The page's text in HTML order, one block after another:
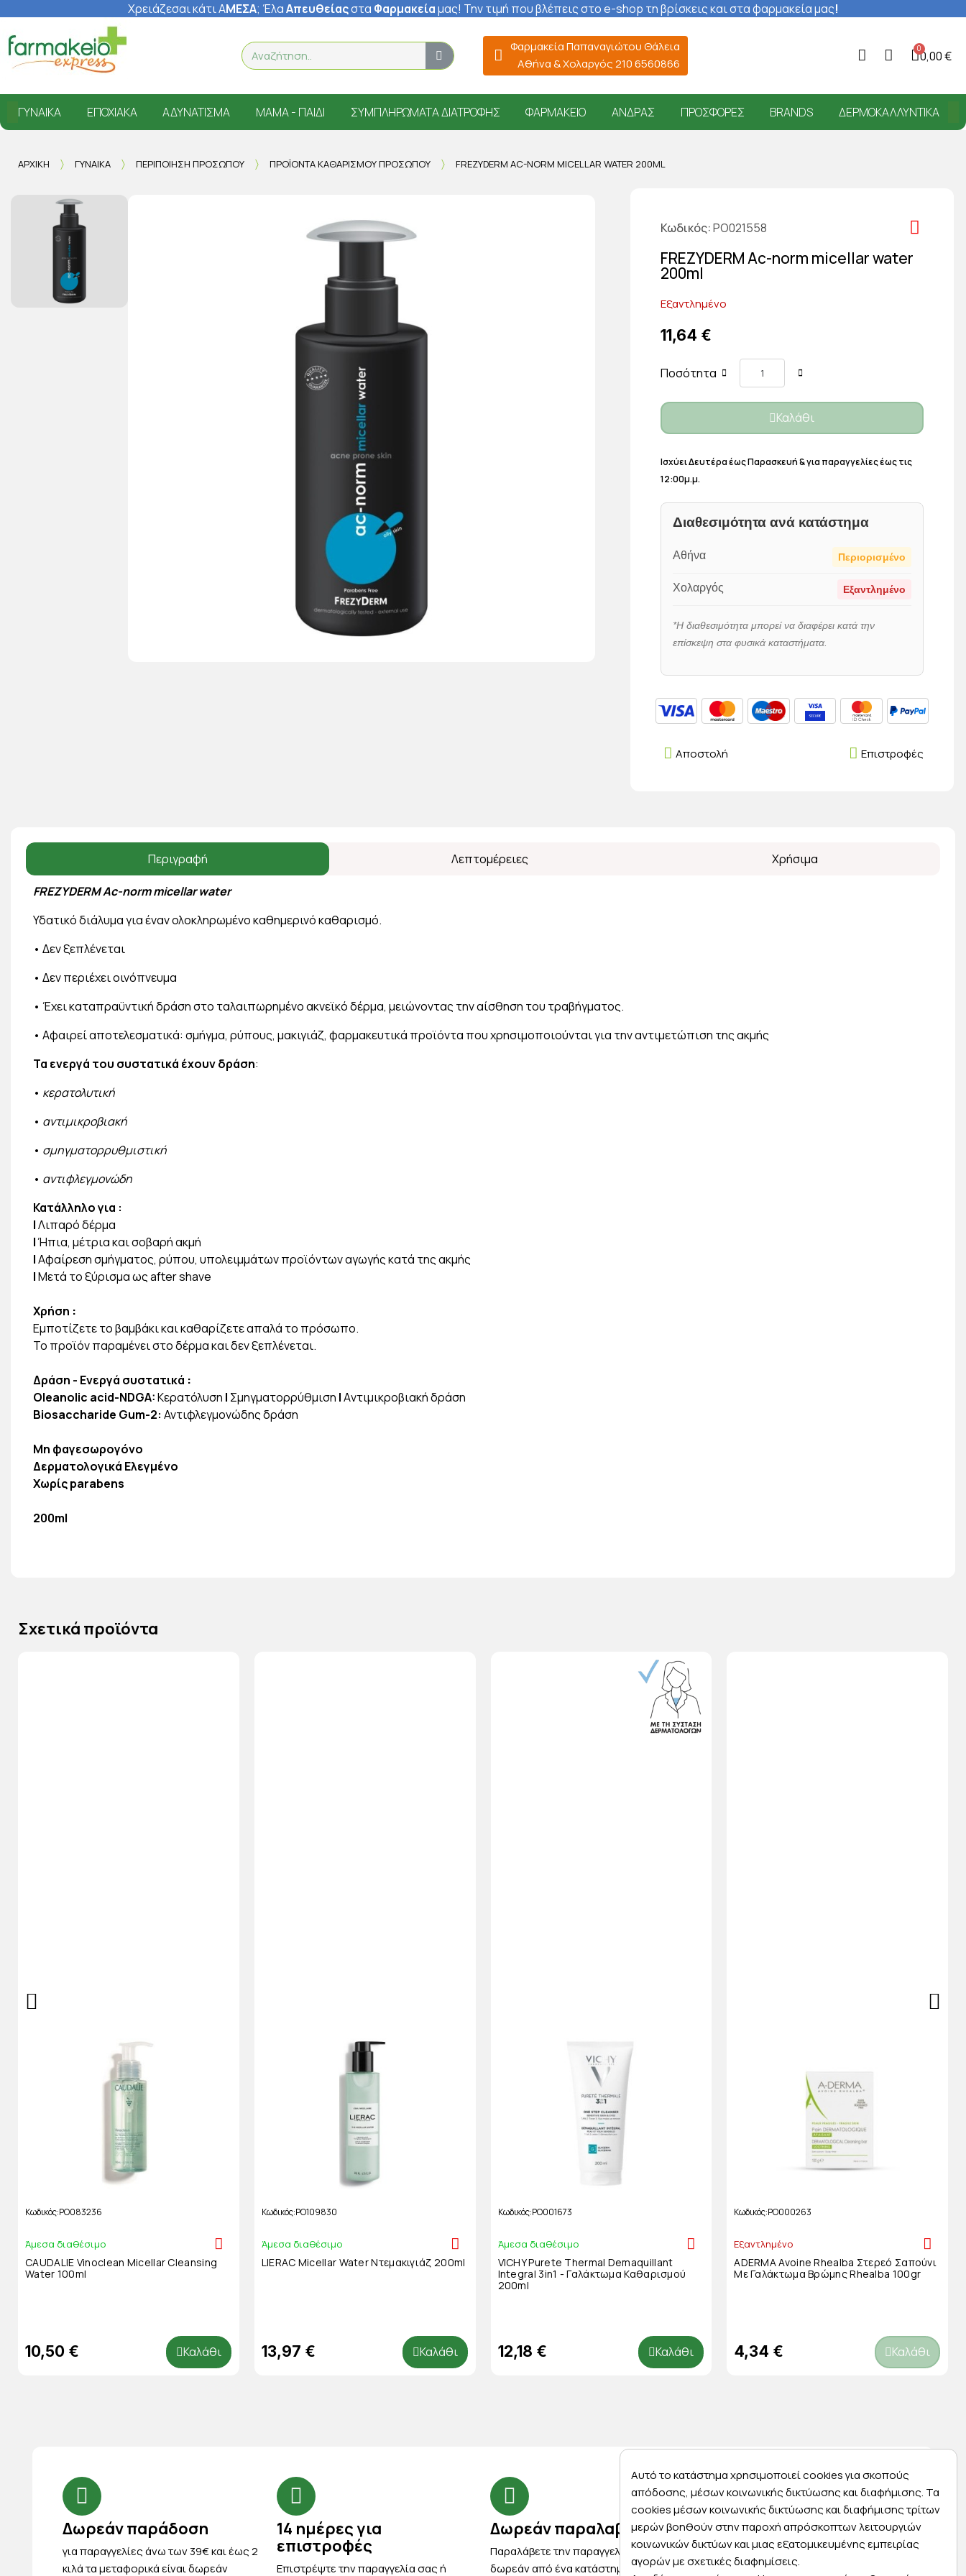
Χρειάζεσαι κάτι ΑΜΕΣΑ; ΈλαΑπευθείαςστα Φαρμακείαμας! Την τιμή που βλέπεις στο e-shop τη βρίσκεις και στα φαρμακεία μας!
Φαρμακεία Παπαναγιώτου Θάλεια
Αθήνα & Χολαργός 210 6560866
0,00 €
ΓΥΝΑΊΚΑ ΕΠΟΧΙΑΚΆ ΑΔΥΝΆΤΙΣΜΑ ΜΑΜΆ - ΠΑΙΔΊ ΣΥΜΠΛΗΡΏΜΑΤΑ ΔΙΑΤΡΟΦΉΣ ΦΑΡΜΑΚΕΊΟ ΆΝΔΡΑΣ ΠΡΟΣΦΟΡΈΣ BRANDS ΔΕΡΜΟΚΑΛΛΥΝΤΙΚΆ
ΑΡΧΙΚΉ ΓΥΝΑΊΚΑ ΠΕΡΙΠΟΊΗΣΗ ΠΡΟΣΏΠΟΥ ΠΡΟΪΌΝΤΑ ΚΑΘΑΡΙΣΜΟΎ ΠΡΟΣΏΠΟΥ FREZYDERM AC-NORM MICELLAR WATER 200ML
Κωδικός PO021558
FREZYDERM Ac-norm micellar water
200ml
Εξαντλημένο
11,64 €
Ποσότητα
Καλάθι
Ισχύει Δευτέρα έως Παρασκευή & για παραγγελίες έως τις
12:00μ.μ.
Διαθεσιμότητα ανά κατάστημα
Αθήνα Περιορισμένο
Χολαργός Εξαντλημένο
*Η διαθεσιμότητα μπορεί να διαφέρει κατά την
επίσκεψη στα φυσικά καταστήματα.
Επιστροφές
Αποστολή
Περιγραφή Λεπτομέρειες Χρήσιμα
FREZYDERM Ac-norm micellar water
Υδατικό διάλυμα για έναν ολοκληρωμένο καθημερινό καθαρισμό.
• Δεν ξεπλένεται
• Δεν περιέχει οινόπνευμα
• Έχει καταπραϋντική δράση στο ταλαιπωρημένο ακνεϊκό δέρμα, μειώνοντας την αίσθηση του τραβήγματος.
• Αφαιρεί αποτελεσματικά: σμήγμα, ρύπους, μακιγιάζ, φαρμακευτικά προϊόντα που χρησιμοποιούνται για την αντιμετώπιση της ακμής
Τα ενεργά του συστατικά έχουν δράση:
• κερατολυτική
• αντιμικροβιακή
• σμηγματορρυθμιστική
• αντιφλεγμονώδη
Κατάλληλο για :
|Λιπαρό δέρμα
|Ήπια, μέτρια και σοβαρή ακμή
|Αφαίρεση σμήγματος, ρύπου, υπολειμμάτων προϊόντων αγωγής κατά της ακμής
|Μετά το ξύρισμα ως after shave
Χρήση :
Εμποτίζετε το βαμβάκι και καθαρίζετε απαλά το πρόσωπο.
Το προϊόν παραμένει στο δέρμα και δεν ξεπλένεται.
Δράση - Ενεργά συστατικά :
Oleanolic acid-NDGA:Κερατόλυση | Σμηγματορρύθμιση |Aντιμικροβιακή δράση
Biosaccharide Gum-2: Αντιφλεγμονώδης δράση
Μη φαγεσωρογόνο
Δερματολογικά Ελεγμένο
Χωρίς parabens
200ml
Σχετικά προϊόντα
Κωδικός PO083236
Άμεσα διαθέσιμο
CAUDALIE Vinoclean Micellar Cleansing
Water 100ml
10,50 € Καλάθι
Κωδικός PO109830
Άμεσα διαθέσιμο
LIERAC Micellar Water Ντεμακιγιάζ 200ml
13,97 € Καλάθι
Κωδικός PO001673
Άμεσα διαθέσιμο
VICHY Purete Thermal Demaquillant
Integral 3in1 - Γαλάκτωμα Καθαρισμού
200ml
12,18 € Καλάθι
Κωδικός PO000263
Εξαντλημένο
ADERMA Avoine Rhealba Στερεό Σαπούνι
Με Γαλάκτωμα Βρώμης Rhealba 100gr
4,34 € Καλάθι
Δωρεάν παράδοση
για παραγγελίες άνω των 39€ και έως 2
κιλά τα μεταφορικά είναι δωρεάν
14 ημέρες για
επιστροφές
Eπιστρέψτε την παραγγελία σας ή
Δωρεάν παραλαβή
Παραλάβετε την παραγγελία σας
δωρεάν από ένα κατάστημα μας
Express αποστολές
Κάντε σήμερα την παραγγελία σας και
παραλάβετε αύριο στην πόρτα σας
Αυτό το κατάστημα χρησιμοποιεί cookies για σκοπούς
απόδοσης, μέσων κοινωνικής δικτύωσης και διαφήμισης. Τα
cookies μέσων κοινωνικής δικτύωσης και διαφήμισης τρίτων
μερών βοηθούν στην παροχή απρόσκοπτων λειτουργιών
κοινωνικών δικτύων και μιας εξατομικευμένης εμπειρίας
αγορών με σχετικές διαφημίσεις.